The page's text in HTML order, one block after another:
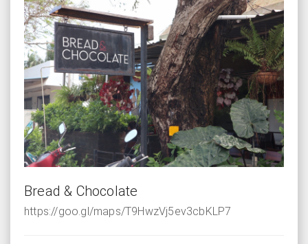
Bread & Chocolate
https://goo.gl/maps/T9HwzVj5ev3cbKLP7